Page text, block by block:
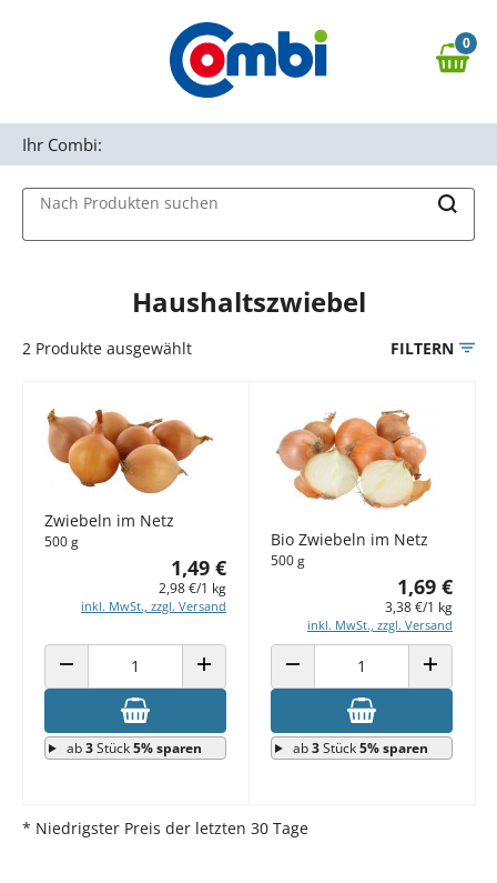
Zur Navigation springen
0,00 €
0
Nach Produkten suchen
Ihr Combi:
Haushaltszwiebel
2 Produkte ausgewählt FILTERN
Zwiebeln im Netz
500 g
1,49 €
2,98 €/1 kg
inkl. MwSt., zzgl. Versand
ANZAHL VERRINGERN ANZAHL ERHÖHEN
ab3Stück5% sparen
Bio Zwiebeln im Netz
500 g
1,69 €
3,38 €/1 kg
inkl. MwSt., zzgl. Versand
ANZAHL VERRINGERN ANZAHL
ab3Stück5% sparen
* Niedrigster Preis der letzten 30 Tage